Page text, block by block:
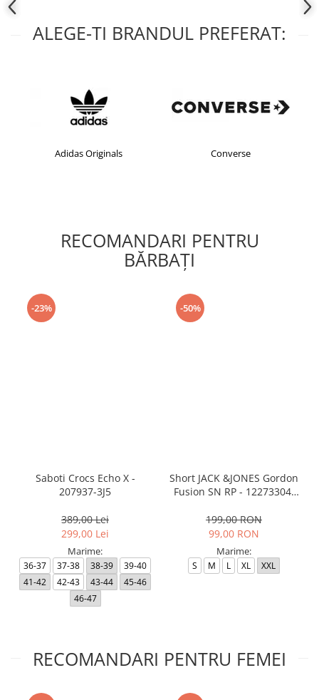
ALEGE-TI BRANDUL PREFERAT:
Adidas Originals Converse
RECOMANDARI PENTRU
BĂRBAŢI
-23%
Saboti Crocs Echo X -
207937-3J5
389,00 Lei
299,00 Lei
Marime:
36-37 37-38 38-39
39-40
41-42
42-43 43-44
45-46
46-47
-50%
Short JACK &JONES Gordon
Fusion SN RP - 12273304-
199,00 RON
99,00 RON
Marime:
S M L XL XXL
RECOMANDARI PENTRU FEMEI